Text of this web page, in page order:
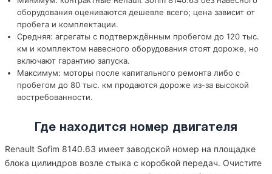
оборудования оцениваются дешевле всего; цена зависит от
пробега и комплектации.
Средняя: агрегаты с подтверждённым пробегом до 120 тыс.
км и комплектом навесного оборудования стоят дороже, но
включают гарантию запуска.
Максимум: моторы после капитального ремонта либо с
пробегом до 80 тыс. км продаются дороже из-за высокой
востребованности.
Где находится номер двигателя
Renault Sofim 8140.63 имеет заводской номер на площадке
блока цилиндров возле стыка с коробкой передач. Очистите